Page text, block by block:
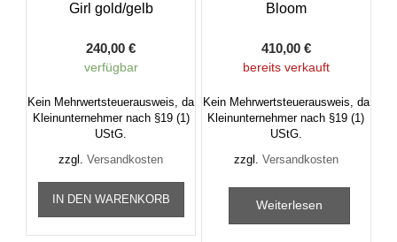
Girl gold/gelb
240,00€
verfügbar
Kein Mehrwertsteuerausweis, da
Kleinunternehmer nach §19 (1)
UStG.
zzgl.Versandkosten
IN DEN WARENKORB
Bloom
410,00 €
bereits verkauft
Kein Mehrwertsteuerausweis, da
Kleinunternehmer nach §19 (1)
UStG.
zzgl. Versandkosten
Weiterlesen